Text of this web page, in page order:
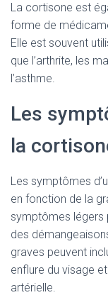
La cortisone est
forme de
Elle est souvent
que l’arthrite, les
l’asthme.
Les
la
Les symptômes
en fonction de la
symptômes légers
des
graves peuvent
enflure du visage
artérielle.